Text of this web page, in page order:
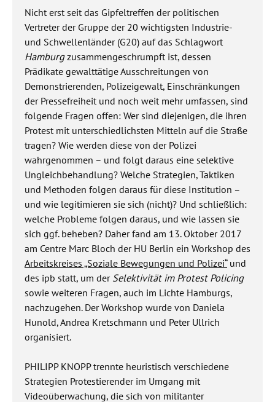
Nicht erst seit das Gipfeltreffen der politischen
Vertreter der Gruppe der 20 wichtigsten Industrie-
und Schwellenländer (G20) auf das Schlagwort
Hamburgzusammengeschrumpft ist, dessen
Prädikate gewalttätige Ausschreitungen von
Demonstrierenden, Polizeigewalt, Einschränkungen
der Pressefreiheit und noch weit mehr umfassen, sind
folgende Fragen offen: Wer sind diejenigen, die ihren
Protest mit unterschiedlichsten Mitteln auf die Straße
tragen? Wie werden diese von der Polizei
wahrgenommen – und folgt daraus eine selektive
Ungleichbehandlung? Welche Strategien, Taktiken
und Methoden folgen daraus für diese Institution –
und wie legitimieren sie sich (nicht)? Und schließlich:
welche Probleme folgen daraus, und wie lassen sie
sich ggf. beheben? Daher fand am 13. Oktober 2017
am Centre Marc Bloch der HU Berlin ein Workshop des
Arbeitskreises „Soziale Bewegungen und Polizei“und
des ipb statt, um derSelektivität im Protest Policing
sowie weiteren Fragen, auch im Lichte Hamburgs,
nachzugehen. Der Workshop wurde von Daniela
Hunold, Andrea Kretschmann und Peter Ullrich
organisiert.
PHILIPP KNOPP trennte heuristisch verschiedene
Strategien Protestierender im Umgang mit
Videoüberwachung, die sich von militanter